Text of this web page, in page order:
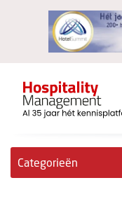
Categorieën